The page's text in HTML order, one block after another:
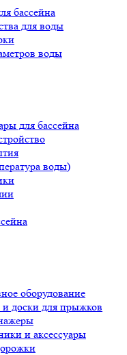
бассейна
для воды
воды
для бассейна
воды)
оборудование
доски для прыжков
и аксессуары